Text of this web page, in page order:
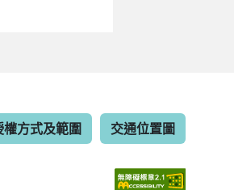
權方式及範圍 交通位置圖